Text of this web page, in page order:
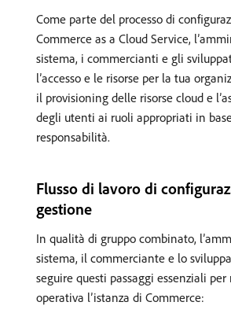
Come parte del processo di
Commerce as a Cloud Service,
sistema, i commercianti e gli
l’accesso e le risorse per la tua
il provisioning delle risorse cloud e
degli utenti ai ruoli appropriati in
responsabilità.
Flusso di lavoro di
gestione
In qualità di gruppo combinato,
sistema, il commerciante e lo
seguire questi passaggi essenziali per
operativa l’istanza di Commerce: